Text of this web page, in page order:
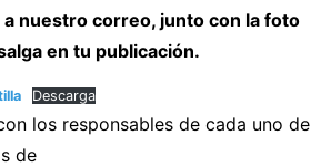
a nuestro correo, junto con la foto
en tu publicación.
Descarga
los responsables de cada uno de
de